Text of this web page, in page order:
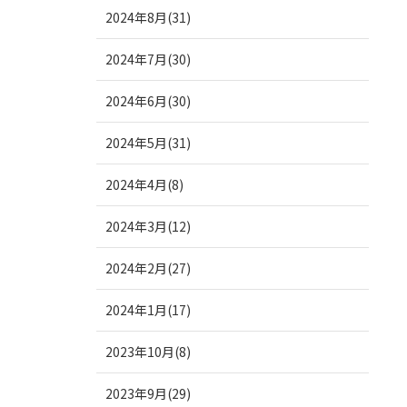
2024年8月(31)
2024年7月(30)
2024年6月(30)
2024年5月(31)
2024年4月(8)
2024年3月(12)
2024年2月(27)
2024年1月(17)
2023年10月(8)
2023年9月(29)